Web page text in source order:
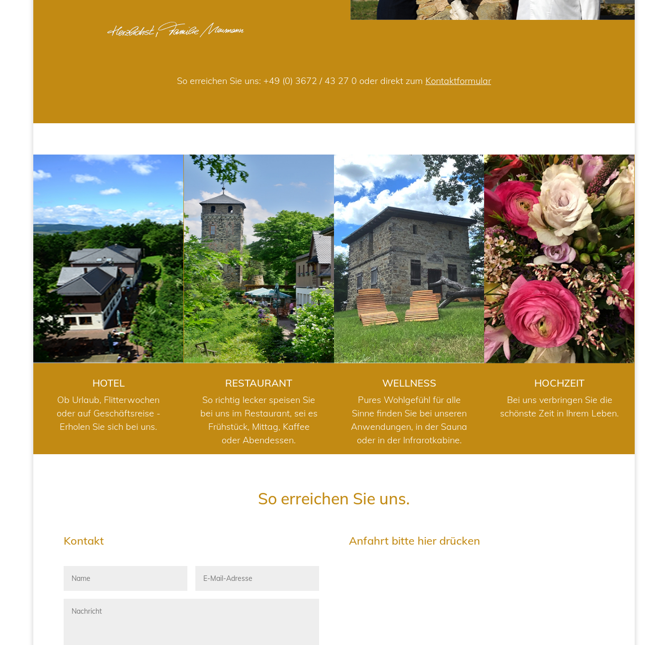
So erreichen Sie uns: +49 (0) 3672 / 43 27 0 oder direkt zum Kontaktformular
HOTEL
HOTEL
Ob Urlaub, Flitterwochen
oder auf Geschäftsreise -
Erholen Sie sich bei uns.
RESTAURANT
RESTAURANT
So richtig lecker speisen Sie
bei uns im Restaurant, sei es
Frühstück, Mittag, Kaffee
oder Abendessen.
WELLNESS
WELLNESS
Pures Wohlgefühl für alle
Sinne finden Sie bei unseren
Anwendungen, in der Sauna
oder in der Infrarotkabine.
HOCHZEIT
HOCHZEIT
Bei uns verbringen Sie die
schönste Zeit in Ihrem Leben.
So erreichen Sie uns.
Kontakt Anfahrt bitte hier drücken